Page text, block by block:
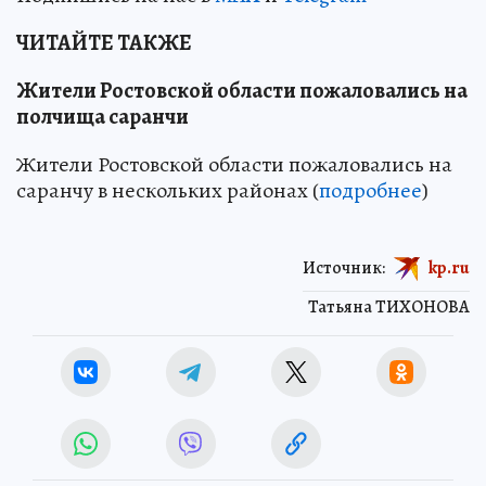
ЧИТАЙТЕ ТАКЖЕ
Жители Ростовской области пожаловались на
полчища саранчи
Жители Ростовской области пожаловались на
саранчу в нескольких районах (подробнее)
Татьяна ТИХОНОВА
Источник: kp.ru